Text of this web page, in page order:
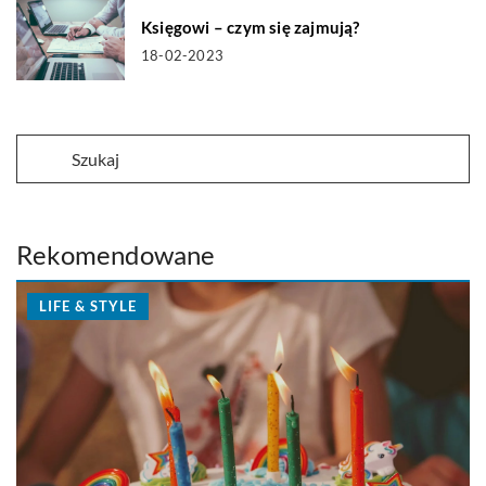
Księgowi – czym się zajmują?
18-02-2023
Rekomendowane
LIFE & STYLE